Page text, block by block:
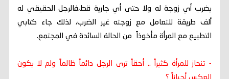
يضرب أي زوجة له ولا حتى أي جارية قط،فالرجل الحقيقي له
ألف طريقة للتعامل مع زوجته غير الضرب، لذلك جاء كتابي
التطبيع مع المرأة مأخوذاً من الحالة السائدة في المجتمع.
- تنحاز للمرأة كثيراً .. أحقاً ترى الرجل دائماً ظالماً ولم لا يكون